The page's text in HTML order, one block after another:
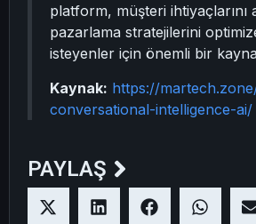
platform, müşteri ihtiyaçlarını
pazarlama stratejilerini
isteyenler için önemli bir
Kaynak: https://
conversational-intelligence-ai/
PAYLAŞ